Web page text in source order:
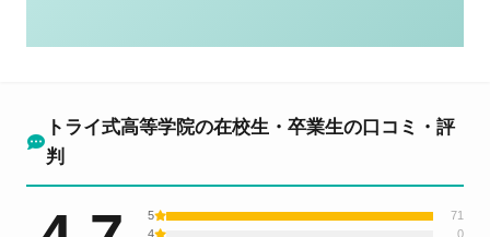
トライ式高等学院の在校生・卒業生の口コミ・評
判
5
71
4
0